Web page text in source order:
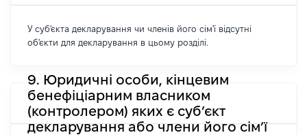
У суб'єкта декларування чи членів його сім'ї відсутні
об'єкти для декларування в цьому розділі.
9. Юридичні особи, кінцевим
бенефіціарним власником
(контролером) яких є суб’єкт
декларування або члени його сім’ї